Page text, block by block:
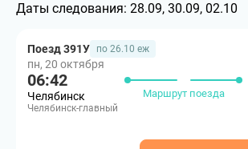
Даты следования: 28.09, 30.09, 02.10
Поезд 391У по 26.10 еж
пн, 20 октября
06:42
Челябинск
Челябинск-главный
Маршрут поезда